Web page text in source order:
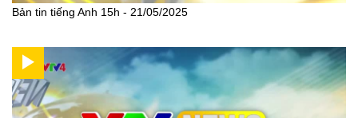
Bản tin tiếng Anh 15h - 21/05/2025